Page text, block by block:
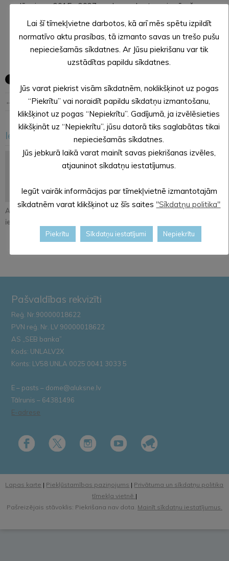
plānojumu 2015. -2027. gadam nekustamajos īpašumos
Peldu ielā 5A, Ošu ielā 3, Ošu ielā 5, Ošu ielā 3A un Ošu ielā
3B, Alūksnē, Alūksnes novadā, pilnveidotās redakcijas
atkārtotu nodošanu publiskajai apspriešanai un institūciju
atzinumu saņemšanai. (lēmumprojekts)
← Iepriekšējā ziņa Nākošā ziņa →
Iesakām arī šo
Atjaunos Melleņkalna
ielas segumu
Pastāsti savas domas
iniciatīvu!
Alūksnē notiks
apmācība
Zemessardze...
Pašvaldības rekvizīti
Reģ. Nr.90000018622
PVN reģ. Nr. LV 90000018622
AS „SEB banka”
Kods: UNLALV2X
Konts: LV58 UNLA 0025 0041 3033 5
E – pasts – dome@aluksne.lv
Tālrunis – 64381496
E-adrese
Lapas karte | Piekļūstamības paziņojums | Privātuma un sīkdatņu politika
tīmekļa vietnē |
Pašreizējais stāvoklis: Piekrišana nav dota. Mainīt sīkdatņu iestatījumus.
Lai šī tīmekļvietne darbotos, kā arī mēs spētu izpildīt
normatīvo aktu prasības, tā izmanto savas un trešo pušu
nepieciešamās sīkdatnes. Ar Jūsu piekrišanu var tik
uzstādītas papildu sīkdatnes.
Jūs varat piekrist visām sīkdatnēm, noklikšķinot uz pogas
“Piekrītu” vai noraidīt papildu sīkdatņu izmantošanu,
klikšķinot uz pogas “Nepiekrītu”. Gadījumā, ja izvēlēsieties
klikšķināt uz “Nepiekrītu”, jūsu datorā tiks saglabātas tikai
nepieciešamās sīkdatnes.
Jūs jebkurā laikā varat mainīt savas piekrišanas izvēles,
atjauninot sīkdatņu iestatījumus.
Iegūt vairāk informācijas par tīmekļvietnē izmantotajām
sīkdatnēm varat klikšķinot uz šīs saites "Sīkdatņu politika"
Piekrītu Sīkdatņu iestatījumi Nepiekrītu